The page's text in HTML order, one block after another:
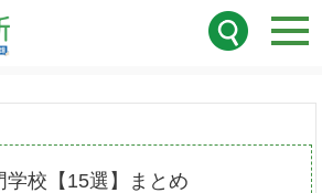
校【15選】まとめ